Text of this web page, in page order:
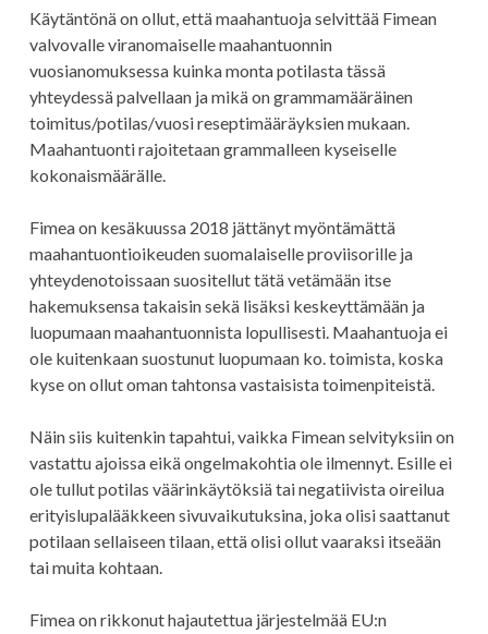
Käytäntönä on ollut, että maahantuoja selvittää Fimean
valvovalle viranomaiselle maahantuonnin
vuosianomuksessa kuinka monta potilasta tässä
yhteydessä palvellaan ja mikä on grammamääräinen
toimitus/potilas/vuosi reseptimääräyksien mukaan.
Maahantuonti rajoitetaan grammalleen kyseiselle
kokonaismäärälle.
Fimea on kesäkuussa 2018 jättänyt myöntämättä
maahantuontioikeuden suomalaiselle proviisorille ja
yhteydenotoissaan suositellut tätä vetämään itse
hakemuksensa takaisin sekä lisäksi keskeyttämään ja
luopumaan maahantuonnista lopullisesti. Maahantuoja ei
ole kuitenkaan suostunut luopumaan ko. toimista, koska
kyse on ollut oman tahtonsa vastaisista toimenpiteistä.
Näin siis kuitenkin tapahtui, vaikka Fimean selvityksiin on
vastattu ajoissa eikä ongelmakohtia ole ilmennyt. Esille ei
ole tullut potilas väärinkäytöksiä tai negatiivista oireilua
erityislupalääkkeen sivuvaikutuksina, joka olisi saattanut
potilaan sellaiseen tilaan, että olisi ollut vaaraksi itseään
tai muita kohtaan.
Fimea on rikkonut hajautettua järjestelmää EU:n